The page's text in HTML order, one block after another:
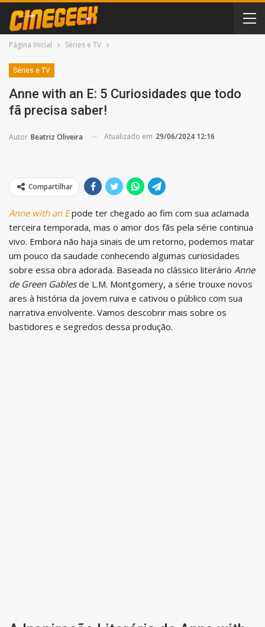
Página Inicial Séries e TV
Séries e TV
Anne with an E: 5 Curiosidades que todo
fã precisa saber!
Autor Beatriz Oliveira Atualizado em 29/06/2024 12:16
Compartilhar
Anne with an Epode ter chegado ao fim com sua aclamada
terceira temporada, mas o amor dos fãs pela série continua
vivo. Embora não haja sinais de um retorno, podemos matar
um pouco da saudade conhecendo algumas curiosidades
sobre essa obra adorada. Baseada no clássico literário Anne
de Green Gablesde L.M. Montgomery, a série trouxe novos
ares à história da jovem ruiva e cativou o público com sua
narrativa envolvente. Vamos descobrir mais sobre os
bastidores e segredos dessa produção.